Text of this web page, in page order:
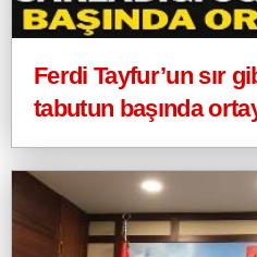
Ferdi Tayfur’un sır
tabutun başında